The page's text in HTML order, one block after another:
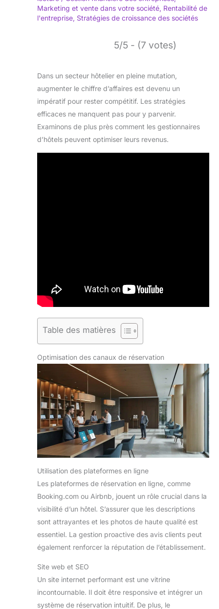
Marketing et vente dans votre société, Rentabilité de
l'entreprise, Stratégies de croissance des sociétés
5/5 - (7 votes)
Dans un secteur hôtelier en pleine mutation,
augmenter le chiffre d’affaires est devenu un
impératif pour rester compétitif. Les stratégies
efficaces ne manquent pas pour y parvenir.
Examinons de plus près comment les gestionnaires
d’hôtels peuvent optimiser leurs revenus.
Table des matières
Optimisation des canaux de réservation
Utilisation des plateformes en ligne
Les plateformes de réservation en ligne, comme
Booking.com ou Airbnb, jouent un rôle crucial dans la
visibilité d’un hôtel. S’assurer que les descriptions
sont attrayantes et les photos de haute qualité est
essentiel. La gestion proactive des avis clients peut
également renforcer la réputation de l’établissement.
Site web et SEO
Un site internet performant est une vitrine
incontournable. Il doit être responsive et intégrer un
système de réservation intuitif. De plus, le